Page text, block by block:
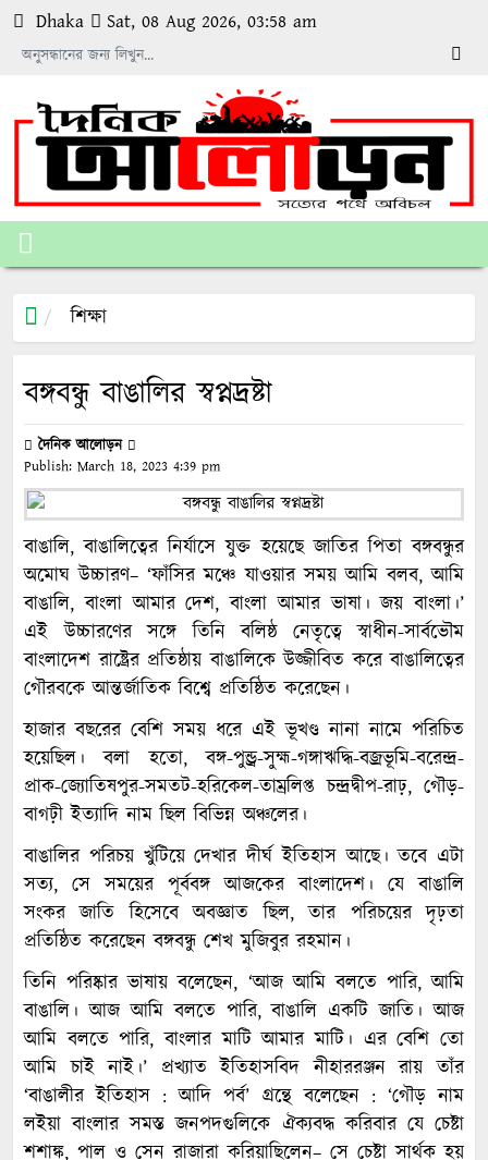
Dhaka Sat, 08 Aug 2026, 03:58 am
শিক্ষা
বঙ্গবন্ধু বাঙালির স্বপ্নদ্রষ্টা
দৈনিক আলোড়ন
Publish: March 18, 2023 4:39 pm
বাঙালি, বাঙালিত্বের নির্যাসে যুক্ত হয়েছে জাতির পিতা বঙ্গবন্ধুর
অমোঘ উচ্চারণ– ‘ফাঁসির মঞ্চে যাওয়ার সময় আমি বলব, আমি
বাঙালি, বাংলা আমার দেশ, বাংলা আমার ভাষা। জয় বাংলা।’
এই উচ্চারণের সঙ্গে তিনি বলিষ্ঠ নেতৃত্বে স্বাধীন-সার্বভৌম
বাংলাদেশ রাষ্ট্রের প্রতিষ্ঠায় বাঙালিকে উজ্জীবিত করে বাঙালিত্বের
গৌরবকে আন্তর্জাতিক বিশ্বে প্রতিষ্ঠিত করেছেন।
হাজার বছরের বেশি সময় ধরে এই ভূখণ্ড নানা নামে পরিচিত
হয়েছিল। বলা হতো, বঙ্গ-পুন্ড্র-সুহ্ম-গঙ্গাঋদ্ধি-বজ্রভূমি-বরেন্দ্র-
প্রাক-জ্যোতিষপুর-সমতট-হরিকেল-তাম্রলিপ্ত চন্দ্রদ্বীপ-রাঢ়, গৌড়-
বাগঢ়ী ইত্যাদি নাম ছিল বিভিন্ন অঞ্চলের।
বাঙালির পরিচয় খুঁটিয়ে দেখার দীর্ঘ ইতিহাস আছে। তবে এটা
সত্য, সে সময়ের পূর্ববঙ্গ আজকের বাংলাদেশ। যে বাঙালি
সংকর জাতি হিসেবে অবজ্ঞাত ছিল, তার পরিচয়ের দৃঢ়তা
প্রতিষ্ঠিত করেছেন বঙ্গবন্ধু শেখ মুজিবুর রহমান।
তিনি পরিষ্কার ভাষায় বলেছেন, ‘আজ আমি বলতে পারি, আমি
বাঙালি। আজ আমি বলতে পারি, বাঙালি একটি জাতি। আজ
আমি বলতে পারি, বাংলার মাটি আমার মাটি। এর বেশি তো
আমি চাই নাই।’ প্রখ্যাত ইতিহাসবিদ নীহাররঞ্জন রায় তাঁর
‘বাঙালীর ইতিহাস : আদি পর্ব’ গ্রন্থে বলেছেন : ‘গৌড় নাম
লইয়া বাংলার সমস্ত জনপদগুলিকে ঐক্যবদ্ধ করিবার যে চেষ্টা
শশাঙ্ক, পাল ও সেন রাজারা করিয়াছিলেন– সে চেষ্টা সার্থক হয়